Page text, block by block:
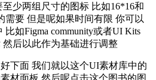
少两组尺寸的图标 比如16*16和
需要 但是呢如果时间有限 你可以
比如Figma community或者UI Kits
后以此作为基础进行调整
下面 我们就以这个UI素材库中的